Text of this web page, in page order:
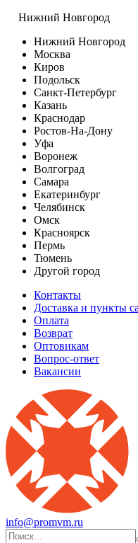
Нижний Новгород
Нижний Новгород
Москва
Киров
Подольск
Санкт-Петербург
Казань
Краснодар
Ростов-На-Дону
Уфа
Воронеж
Волгоград
Самара
Екатеринбург
Челябинск
Омск
Красноярск
Пермь
Тюмень
Другой город
Контакты
Доставка и пункты
Оплата
Возврат
Оптовикам
Вопрос-ответ
Вакансии
info@promvm.ru